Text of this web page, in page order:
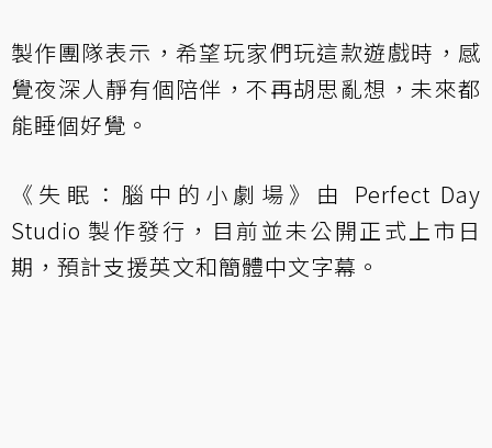
製作團隊表示，希望玩家們玩這款遊戲時，感
覺夜深人靜有個陪伴，不再胡思亂想，未來都
能睡個好覺。
《失眠：腦中的小劇場》由 Perfect Day
Studio 製作發行，目前並未公開正式上市日
期，預計支援英文和簡體中文字幕。